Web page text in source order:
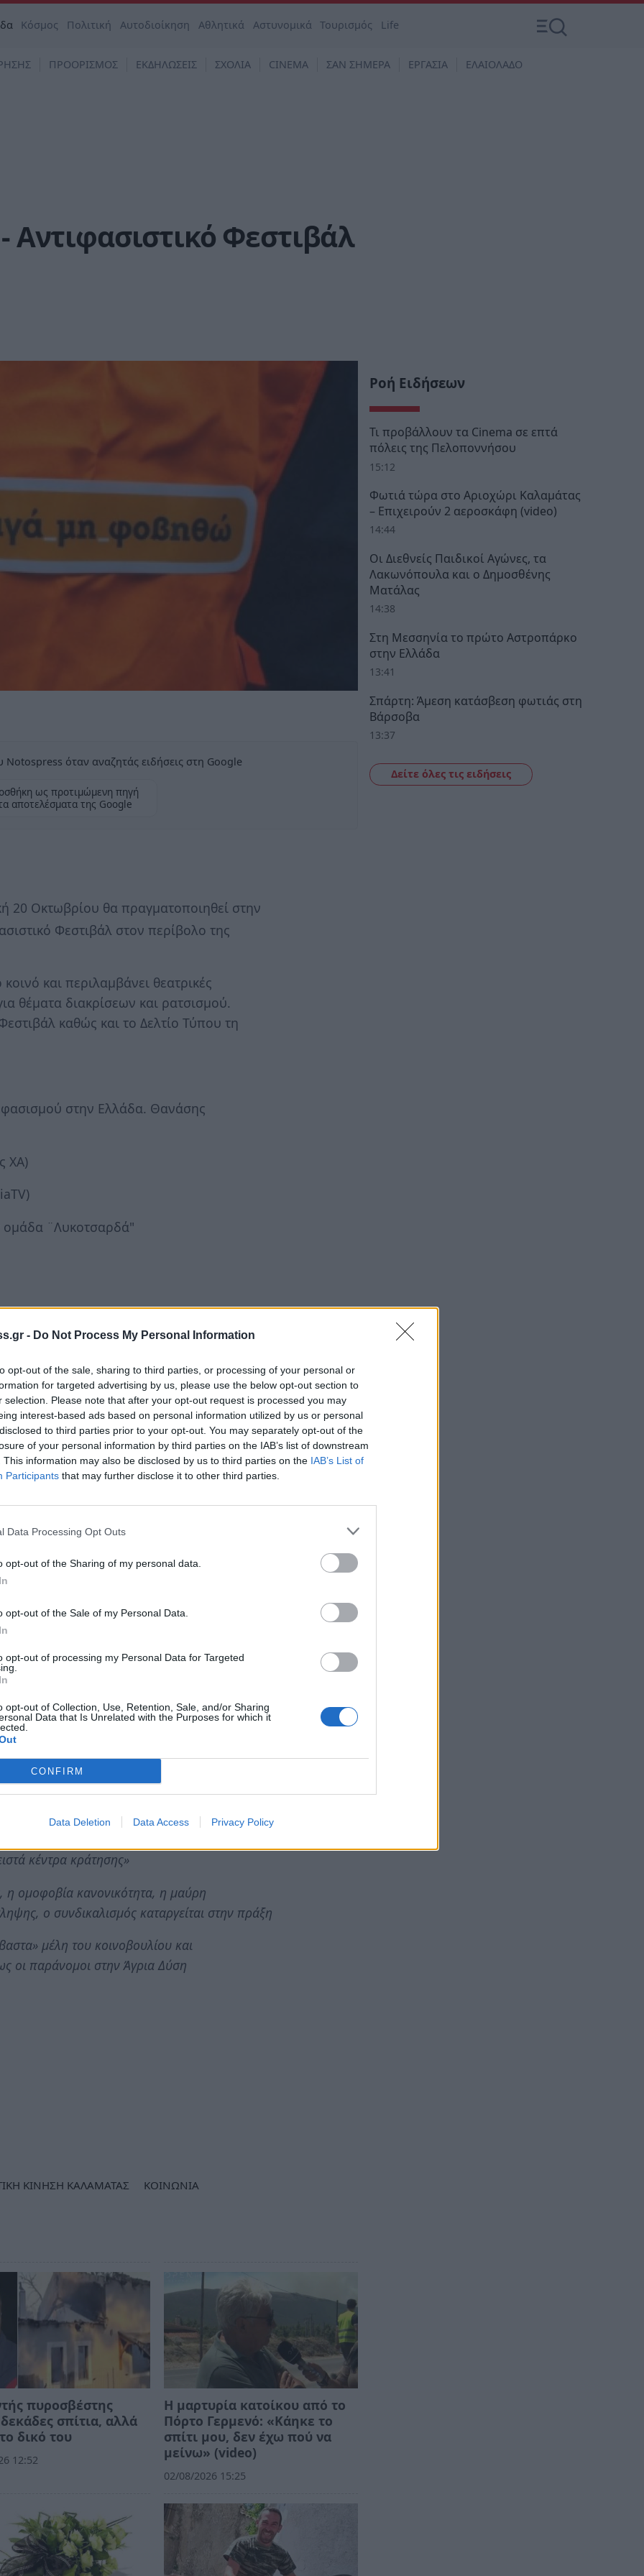
- Do Not Process My Personal Information
opt-out of the sale, sharing to third parties, or processing of your personal or
for targeted advertising by us, please use the below opt-out section to
selection. Please note that after your opt-out request is processed you may
interest-based ads based on personal information utilized by us or personal
to third parties prior to your opt-out. You may separately opt-out of the
of your personal information by third parties on the IAB’s list of downstream
This information may also be disclosed by us to third parties on the IAB’s List of
Participants that may further disclose it to other third parties.
Data Processing Opt Outs
opt-out of the Sharing of my personal data.
opt-out of the Sale of my Personal Data.
opt-out of processing my Personal Data for Targeted
opt-out of Collection, Use, Retention, Sale, and/or Sharing
Data that Is Unrelated with the Purposes for which it
CONFIRM
Data Deletion Data Access Privacy Policy
Κόσμος Πολιτική Αυτοδιοίκηση Αθλητικά Αστυνομικά Τουρισμός Life
ΠΡΟΟΡΙΣΜΟΣ ΕΚΔΗΛΩΣΕΙΣ ΣΧΟΛΙΑ CINEMA ΣΑΝ ΣΗΜΕΡΑ ΕΡΓΑΣΙΑ ΕΛΑΙΟΛΑΔΟ
Αντιφασιστικό Φεστιβάλ
όταν αναζητάς ειδήσεις στη Google
ως προτιμώμενη πηγή
αποτελέσματα της Google
20 Οκτωβρίου θα πραγματοποιηθεί στην
Φεστιβάλ στον περίβολο της
και περιλαμβάνει θεατρικές
θέματα διακρίσεων και ρατσισμού.
καθώς και το Δελτίο Τύπου τη
στην Ελλάδα. Θανάσης
ΧΑ)
ομάδα ¨Λυκοτσαρδά"
Σκηνή
η περίπτωση των Εξαρχείων
ΚΕΝΟ ΔΙΚΤΥΟ, ΟΑ Μετανάστες Εξαρχείων,
Βιώνης
Φεστιβαλ Καλαματάς;
και τα μέλη της ενσωματώνονται στα
θεσμικές θέσεις
κέντρα, με απρόκλητες επιθέσεις,
επιδεικτική παρουσία, δημιουργώντας ένα
«νόμος και τάξη»
από τους κατειλημμένους χώρους,
τους να πηγαίνουν σχολείο, για να βρεθούν
στη μέση του πουθενά χωρίς ΑΜΚΑ
και κρατούνται στα σύγχρονα
κέντρα κράτησης»
η ομοφοβία κανονικότητα, η μαύρη
ο συνδικαλισμός καταργείται στην πράξη
μέλη του κοινοβουλίου και
οι παράνομοι στην Άγρια Δύση
ΚΙΝΗΣΗ ΚΑΛΑΜΑΤΑΣ ΚΟΙΝΩΝΙΑ
πυροσβέστης
σπίτια, αλλά
δικό του
12:52
Η μαρτυρία κατοίκου από το
Πόρτο Γερμενό: «Κάηκε το
σπίτι μου, δεν έχω πού να
μείνω» (video)
02/08/2026 15:25
Ροή Ειδήσεων
Τι προβάλλουν τα Cinema σε επτά
πόλεις της Πελοποννήσου
15:12
Φωτιά τώρα στο Αριοχώρι Καλαμάτας
– Επιχειρούν 2 αεροσκάφη (video)
14:44
Οι Διεθνείς Παιδικοί Αγώνες, τα
Λακωνόπουλα και ο Δημοσθένης
Ματάλας
14:38
Στη Μεσσηνία το πρώτο Αστροπάρκο
στην Ελλάδα
13:41
Σπάρτη: Άμεση κατάσβεση φωτιάς στη
Βάρσοβα
13:37
Δείτε όλες τις ειδήσεις